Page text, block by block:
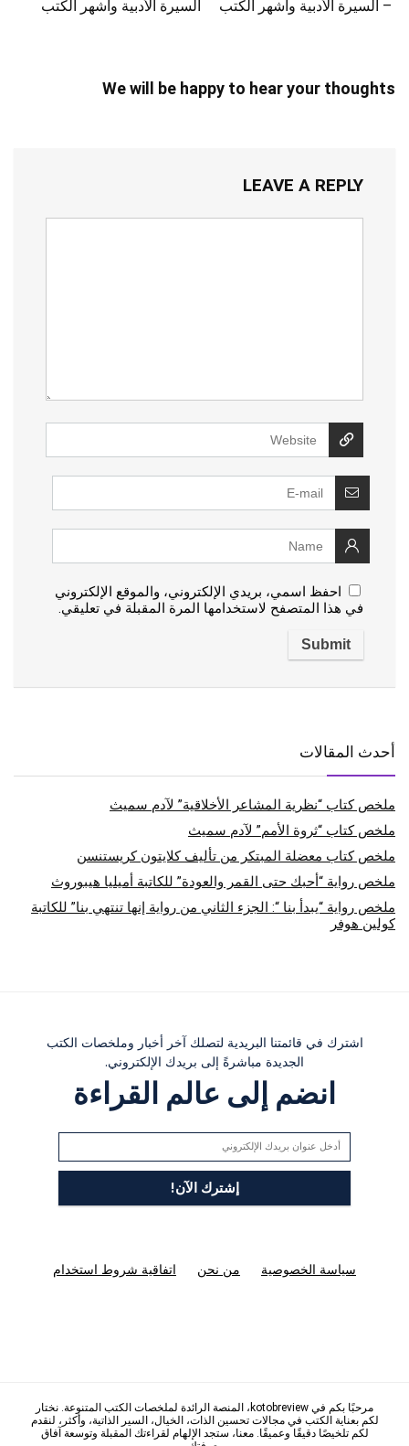
– السيرة الأدبية وأشهر الكتب
السيرة الأدبية وأشهر الكتب
We will be happy to hear your thoughts
LEAVE A REPLY
احفظ اسمي، بريدي الإلكتروني، والموقع الإلكتروني
في هذا المتصفح لاستخدامها المرة المقبلة في تعليقي.
أحدث المقالات
ملخص كتاب “نظرية المشاعر الأخلاقية” لآدم سميث
ملخص كتاب “ثروة الأمم” لآدم سميث
ملخص كتاب معضلة المبتكر من تأليف كلايتون كريستنسن
ملخص رواية “أحبك حتى القمر والعودة” للكاتبة أميليا هيبوروث
ملخص رواية “يبدأ بنا “: الجزء الثاني من رواية إنها تنتهي بنا” للكاتبة
كولين هوفر
اشترك في قائمتنا البريدية لتصلك آخر أخبار وملخصات الكتب
الجديدة مباشرةً إلى بريدك الإلكتروني.
انضم إلى عالم القراءة
سياسة الخصوصية من نحن اتفاقية شروط استخدام
مرحبًا بكم في kotobreview، المنصة الرائدة لملخصات الكتب المتنوعة. نختار
لكم بعناية الكتب في مجالات تحسين الذات، الخيال، السير الذاتية، وأكثر، لنقدم
لكم تلخيصًا دقيقًا وعميقًا. معنا، ستجد الإلهام لقراءتك المقبلة وتوسعة آفاق